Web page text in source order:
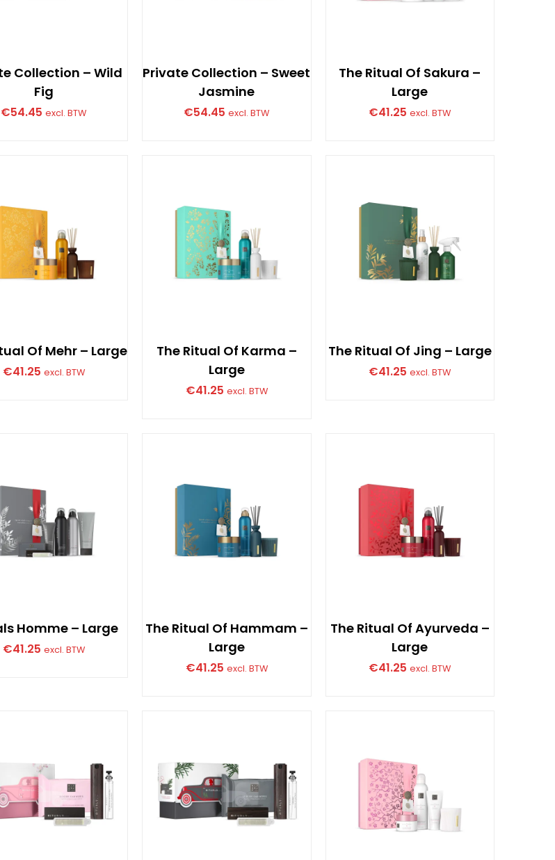
Collection – Wild
Fig
€54.45 excl. BTW
Private Collection – Sweet
Jasmine
€54.45 excl. BTW
The Ritual Of Sakura –
Large
€41.25 excl. BTW
Of Mehr – Large
€41.25 excl. BTW
The Ritual Of Karma –
Large
€41.25 excl. BTW
The Ritual Of Jing – Large
€41.25 excl. BTW
Homme – Large
€41.25 excl. BTW
The Ritual Of Hammam –
Large
€41.25 excl. BTW
The Ritual Of Ayurveda –
Large
€41.25 excl. BTW